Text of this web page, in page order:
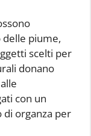
delle piume,
scelti per
donano
con un
di organza per